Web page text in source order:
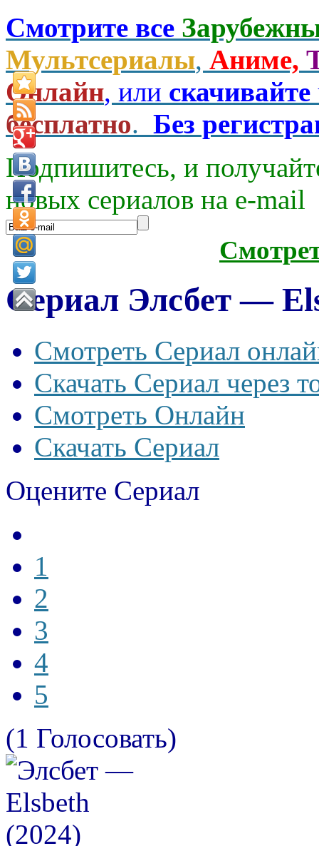
Смотрите все
Мультсериалы, Аниме,
Онлайн, или скачивайте
бесплатно. Без
Подпишитесь, и
новых сериалов на e-mаil
Сериал Элсбет —
Смотреть Сериал
Скачать Сериал через
Смотреть Онлайн
Скачать Сериал
Оцените Сериал
1
2
3
4
5
(1 Голосовать)